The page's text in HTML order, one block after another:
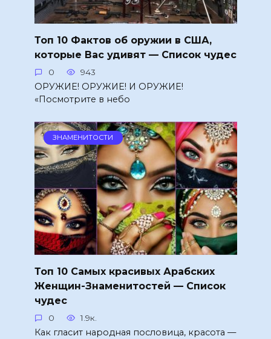
Топ 10 Фактов об оружии в США,
которые Вас удивят — Список чудес
0 943
ОРУЖИЕ! ОРУЖИЕ! И ОРУЖИЕ!
«Посмотрите в небо
ЗНАМЕНИТОСТИ
Топ 10 Самых красивых Арабских
Женщин-Знаменитостей — Список
чудес
0 1.9к.
Как гласит народная пословица, красота —